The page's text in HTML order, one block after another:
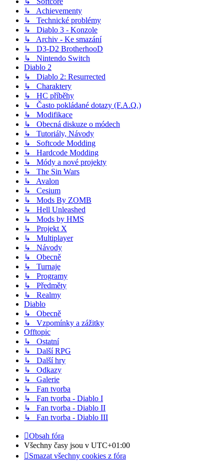
↳ Achievementy
↳ Technické problémy
↳ Diablo 3 - Konzole
↳ Archiv - Ke smazání
↳ D3-D2 BrotherhooD
↳ Nintendo Switch
Diablo 2
↳ Diablo 2: Resurrected
↳ Charaktery
↳ HC příběhy
↳ Často pokládané dotazy (F.A.Q.)
↳ Modifikace
↳ Obecná diskuze o módech
↳ Tutoriály, Návody
↳ Softcode Modding
↳ Hardcode Modding
↳ Módy a nové projekty
↳ The Sin Wars
↳ Avalon
↳ Cesium
↳ Mods By ZOMB
↳ Hell Unleashed
↳ Mods by HMS
↳ Projekt X
↳ Multiplayer
↳ Návody
↳ Obecně
↳ Turnaje
↳ Programy
↳ Předměty
↳ Realmy
Diablo
↳ Obecně
↳ Vzpomínky a zážitky
Offtopic
↳ Ostatní
↳ Další RPG
↳ Další hry
↳ Odkazy
↳ Galerie
↳ Fan tvorba
↳ Fan tvorba - Diablo I
↳ Fan tvorba - Diablo II
↳ Fan tvorba - Diablo III
Obsah fóra
Všechny časy jsou v UTC+01:00
Smazat všechny cookies z fóra